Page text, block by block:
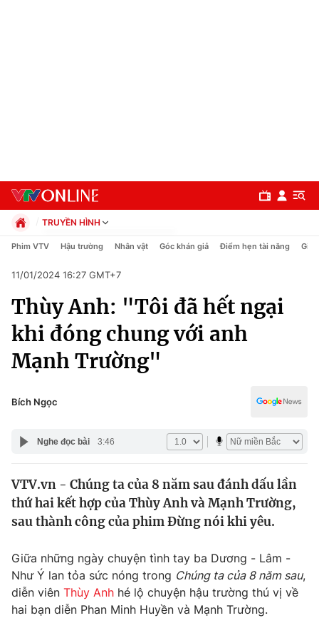
Chuyên mục
Chính trị
Xã hội
Pháp luật
Y tế
Thế giới
Tin tức
Câu chuyện quốc tế
Kinh tế
Tài chính
Thị trường
Góc doanh nghiệp
Dữ liệu và đời sống
Truyền hình
TRUYỀN HÌNH
Chính trị
Pháp luật
Kinh tế
Thể thao
Truyền hình
Văn hóa - Giải trí
Công nghệ
Phim VTV Hậu trường Nhân vật Góc khán giả Điểm hẹn tài năng Giải
11/01/2024 16:27 GMT+7
Thùy Anh: "Tôi đã hết ngại
khi đóng chung với anh
Mạnh Trường"
Bích Ngọc
Nghe đọc bài 3:46
VTV.vn - Chúng ta của 8 năm sau đánh dấu lần
thứ hai kết hợp của Thùy Anh và Mạnh Trường,
sau thành công của phim Đừng nói khi yêu.
Giữa những ngày chuyện tình tay ba Dương - Lâm -
Như Ý lan tỏa sức nóng trong Chúng ta của 8 năm sau,
diễn viên Thùy Anh hé lộ chuyện hậu trường thú vị về
hai bạn diễn Phan Minh Huyền và Mạnh Trường.